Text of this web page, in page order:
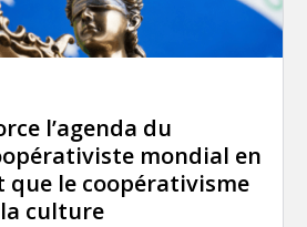
l’agenda du
mondial en
que le coopérativisme
culture